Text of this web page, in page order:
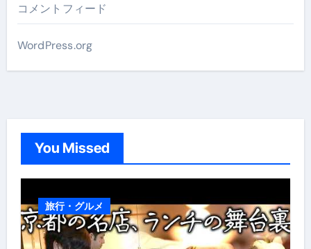
コメントフィード
WordPress.org
You Missed
旅行・グルメ